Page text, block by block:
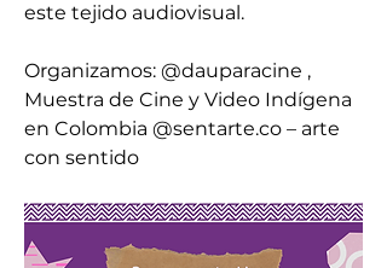
este tejido audiovisual.
Organizamos: @dauparacine ,
Muestra de Cine y Video Indígena
en Colombia @sentarte.co – arte
con sentido